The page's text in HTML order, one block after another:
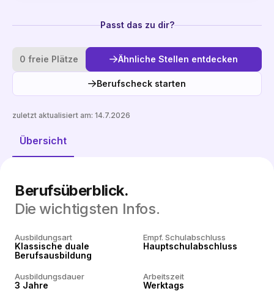
Passt das zu dir?
0 freie Plätze Ähnliche Stellen entdecken
Berufscheck starten
Übersicht
zuletzt aktualisiert am: 14.7.2026
Berufsüberblick.
Die wichtigsten Infos.
Ausbildungsart
Klassische duale
Berufsausbildung
Empf. Schulabschluss
Hauptschulabschluss
Ausbildungsdauer
3 Jahre
Arbeitszeit
Werktags